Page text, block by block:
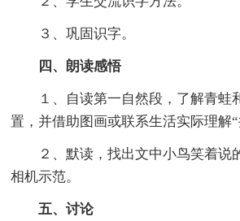
３、巩固识字。
四、朗读感悟
１、自读第一自然段，了解青蛙
置，并借助图画或联系生活实际理解“
２、默读，找出文中小鸟笑着说
相机示范。
五、讨论